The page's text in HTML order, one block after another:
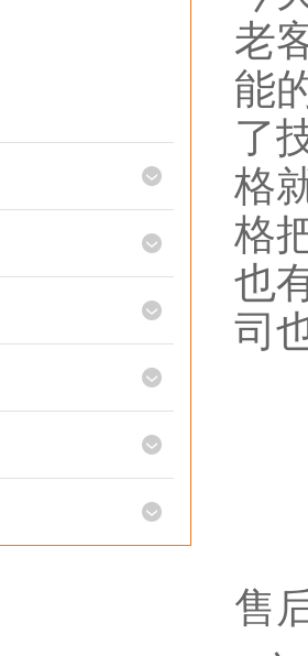
老
能
了
格
格
也
司
售